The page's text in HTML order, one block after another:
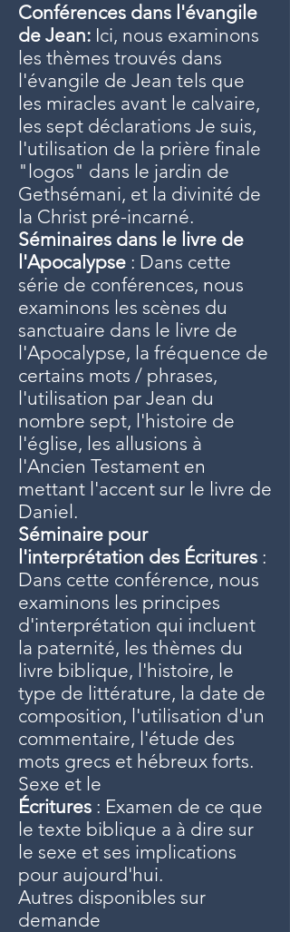
Conférences dans l'évangile
de Jean: Ici, nous examinons
les thèmes trouvés dans
l'évangile de Jean tels que
les miracles avant le calvaire,
les sept déclarations Je suis,
l'utilisation de la prière finale
"logos" dans le jardin de
Gethsémani, et la divinité de
la Christ pré-incarné.
Séminaires dans le livre de
l'Apocalypse : Dans cette
série de conférences, nous
examinons les scènes du
sanctuaire dans le livre de
l'Apocalypse, la fréquence de
certains mots / phrases,
l'utilisation par Jean du
nombre sept, l'histoire de
l'église, les allusions à
l'Ancien Testament en
mettant l'accent sur le livre de
Daniel.
Séminaire pour
l'interprétation des Écritures :
Dans cette conférence, nous
examinons les principes
d'interprétation qui incluent
la paternité, les thèmes du
livre biblique, l'histoire, le
type de littérature, la date de
composition, l'utilisation d'un
commentaire, l'étude des
mots grecs et hébreux forts.
Sexe et le
Écritures : Examen de ce que
le texte biblique a à dire sur
le sexe et ses implications
pour aujourd'hui.
Autres disponibles sur
demande